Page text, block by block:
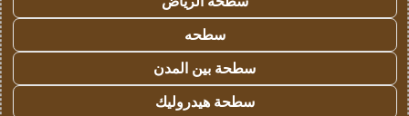
سطحه
سطحة بين المدن
سطحة هيدروليك